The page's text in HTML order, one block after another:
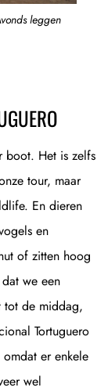
leggen
boot. Het is zelfs
tour, maar
En dieren
en
of zitten hoog
we een
tot de middag,
Tortuguero
er enkele
wel